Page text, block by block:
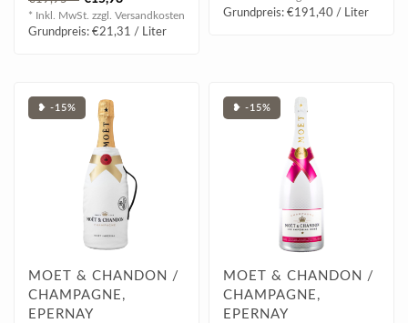
* Inkl. MwSt. zzgl. Versandkosten
Grundpreis: €21,31 / Liter
Grundpreis: €191,40 / Liter
❥ -15%
MOET & CHANDON /
CHAMPAGNE,
EPERNAY
❥ -15%
MOET & CHANDON /
CHAMPAGNE,
EPERNAY